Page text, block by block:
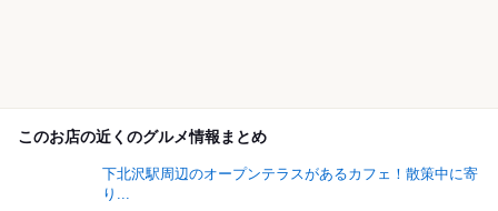
このお店の近くのグルメ情報まとめ
下北沢駅周辺のオープンテラスがあるカフェ！散策中に寄
り...